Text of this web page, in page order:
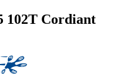
102T Cordiant